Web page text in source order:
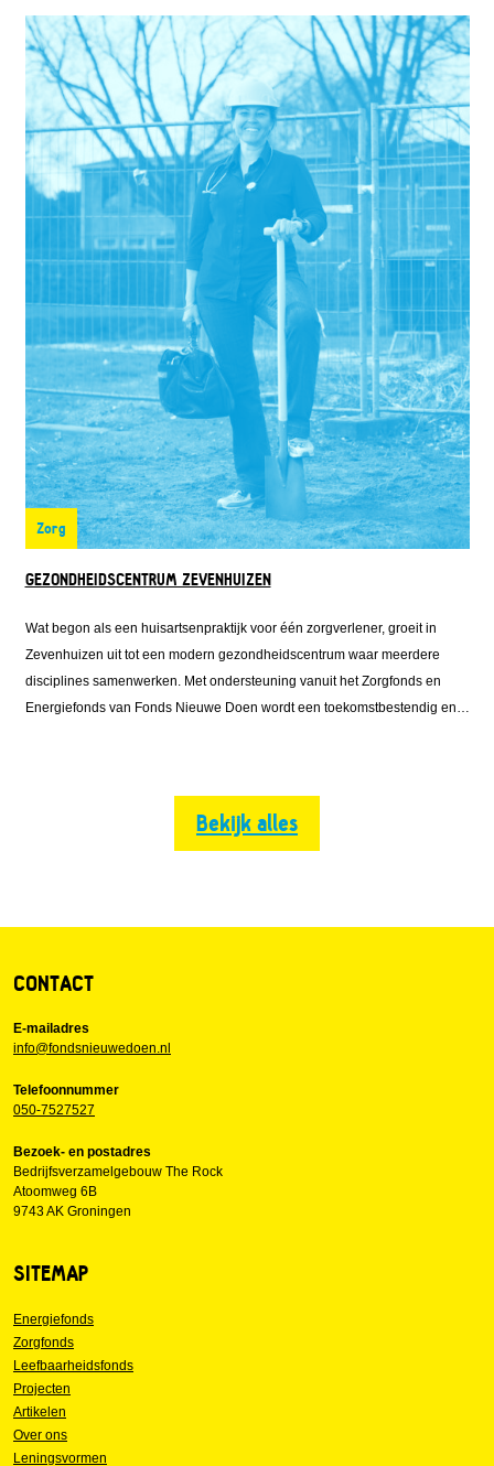
innovatieve en toegankelijke zorg.
Zorg
GEZONDHEIDSCENTRUM ZEVENHUIZEN
Wat begon als een huisartsenpraktijk voor één zorgverlener, groeit in
Zevenhuizen uit tot een modern gezondheidscentrum waar meerdere
disciplines samenwerken. Met ondersteuning vanuit het Zorgfonds en
Energiefonds van Fonds Nieuwe Doen wordt een toekomstbestendig en
Bekijk alles
SITEMAP
Energiefonds
Zorgfonds
Leefbaarheidsfonds
Projecten
Artikelen
Over ons
Leningsvormen
CONTACT
E-mailadres
info@fondsnieuwedoen.nl
Telefoonnummer
050-7527527
Bezoek- en postadres
Bedrijfsverzamelgebouw The Rock
Atoomweg 6B
9743 AK Groningen